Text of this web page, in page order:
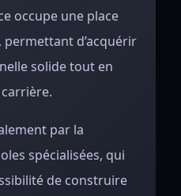
occupe une place
d’acquérir
solide tout en
par la
spécialisées, qui
de construire